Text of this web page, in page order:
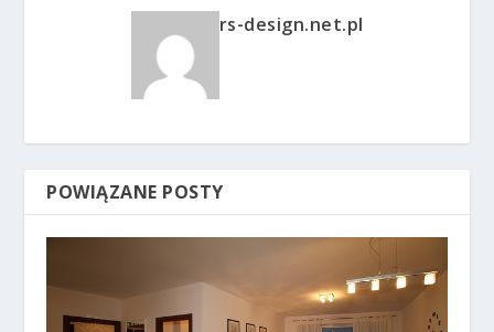
rs-design.net.pl
POWIĄZANE POSTY